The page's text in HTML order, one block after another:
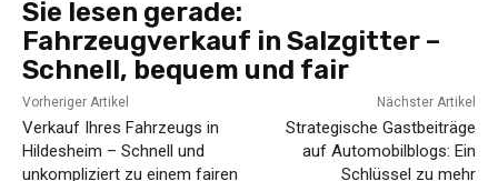
Sie lesen gerade:
Fahrzeugverkauf in Salzgitter –
Schnell, bequem und fair
Vorheriger Artikel
Verkauf Ihres Fahrzeugs in
Hildesheim – Schnell und
unkompliziert zu einem fairen
Nächster Artikel
Strategische Gastbeiträge
auf Automobilblogs: Ein
Schlüssel zu mehr